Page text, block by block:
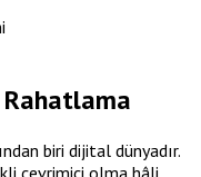
biri dijital dünyadır.